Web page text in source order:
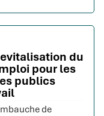
du
pour les
publics
de